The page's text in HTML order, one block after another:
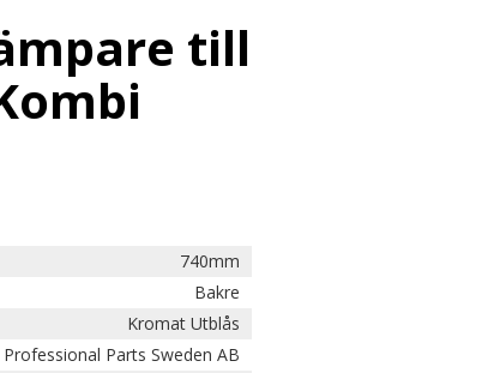
till
740mm
Bakre
Kromat Utblås
Professional Parts Sweden AB